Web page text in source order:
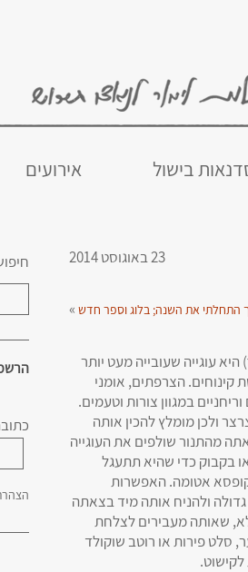
בישול אירועים
23 באוגוסט 2014
התחלתי את השנה; בלוג וספר חדש »
יש קסם מיוחד לעוגייה הזו, דקיקה, פריכה ומלאה בניחוחות עדינים. טוויל (tuil) היא עוגייה שעובייה מעט יותר
הצרפתים, אומני
במגוון צורות וטעמים.
ולכן מומלץ להכין אותה
מהתנור שולפים את העוגייה
בקבוק כדי שהיא תתעגל
אטומה. האפשרות
ולהניח אותה מיד בצאתה
שאותה מעבירים לצלחת
סלט פירות או רוטב שוקולד